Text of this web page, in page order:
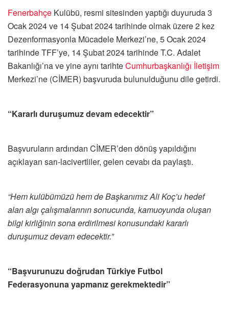
Fenerbahçe Kulübü, resmi sitesinden yaptığı duyuruda 3
Ocak 2024 ve 14 Şubat 2024 tarihinde olmak üzere 2 kez
Dezenformasyonla Mücadele Merkezi’ne, 5 Ocak 2024
tarihinde TFF’ye, 14 Şubat 2024 tarihinde T.C. Adalet
Bakanlığı’na ve yine aynı tarihteCumhurbaşkanlığı İletişim
Merkezi’ne (CİMER) başvuruda bulunulduğunu dile getirdi.
“Kararlı duruşumuz devam edecektir”
Başvuruların ardından CİMER’den dönüş yapıldığını
açıklayan sarı-lacivertliler, gelen cevabı da paylaştı.
“Hem kulübümüzü hem de Başkanımız Ali Koç’u hedef
alan algı çalışmalarının sonucunda, kamuoyunda oluşan
bilgi kirliğinin sona erdirilmesi konusundaki kararlı
duruşumuz devam edecektir.”
“Başvurunuzu doğrudan Türkiye Futbol
Federasyonuna yapmanız gerekmektedir”